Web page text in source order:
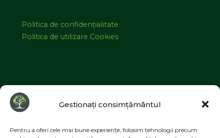
Gestionați consimțământul
Pentru a oferi cele mai bune experiențe, folosim tehnologii precum
Politica de confidențialitate
Politica de utilizare Cookies
©2026 MESIMELI | Designed by ZIZONO